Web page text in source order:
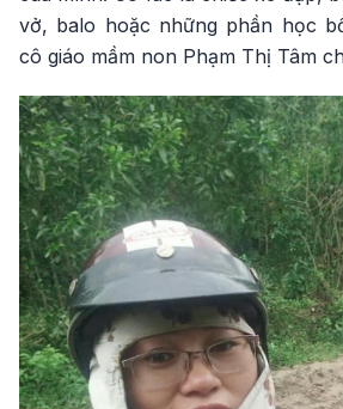
vở, balo hoặc những phần học
cô giáo mầm non Phạm Thị Tâm